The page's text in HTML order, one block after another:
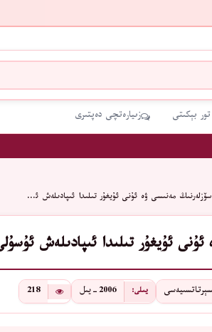
بېكىتى زىيارەتچى دەپتىرى
مەنىسى ۋە ئۇنى ئۇيغۇر تىلىدا ئىپادىلەش ئ…
ئۇيغۇر تىلىدا ئىپادىلەش
يىلى: 2006-يىل 218